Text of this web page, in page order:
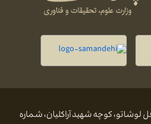
لوشاتو، کوچه شهید آراکلیان، شماره